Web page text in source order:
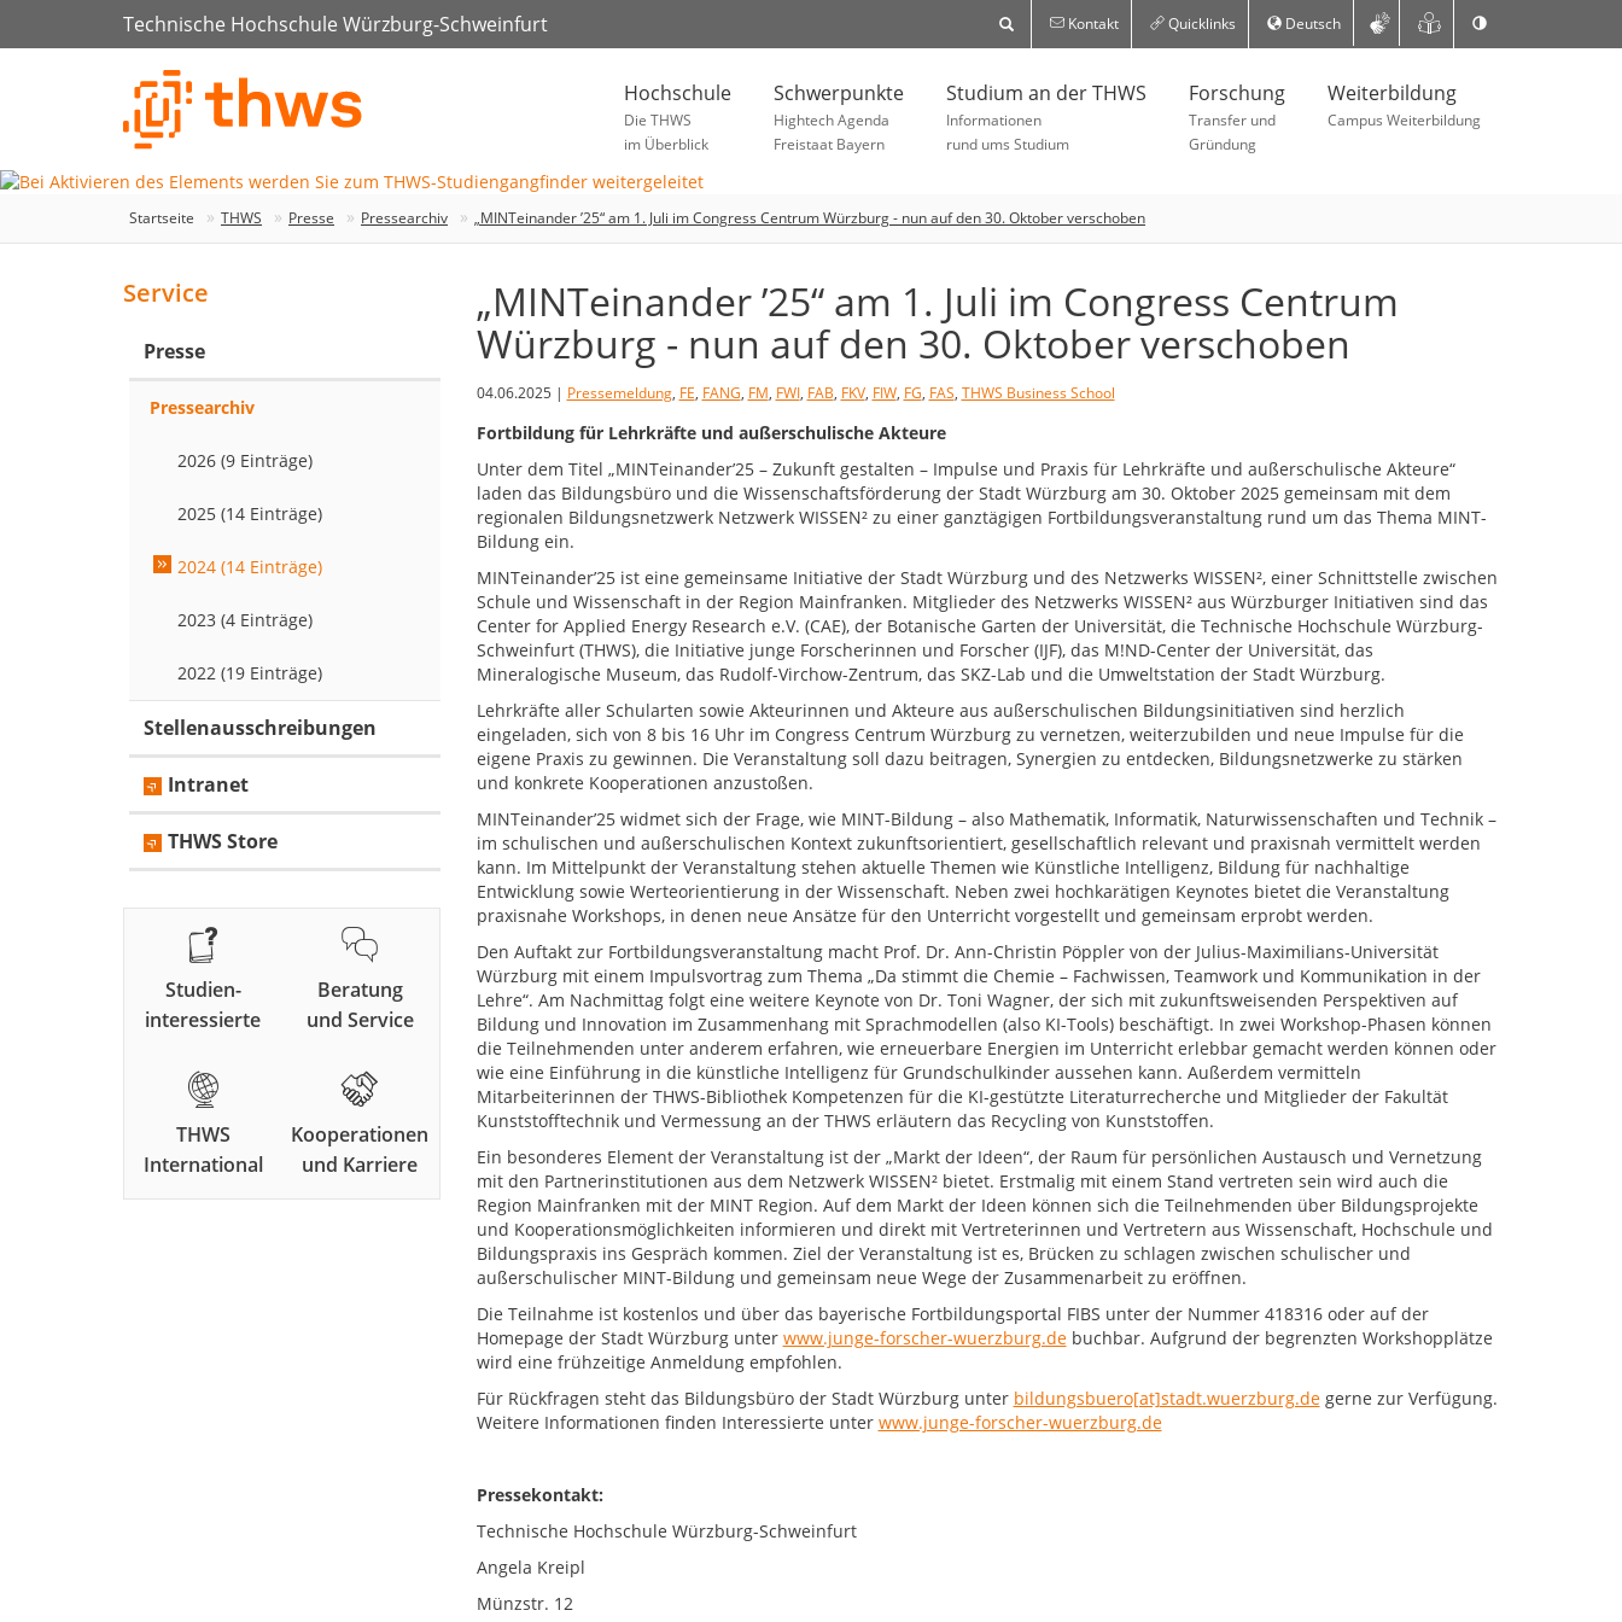
Technische Hochschule Würzburg-Schweinfurt Kontakt Quicklinks Deutsch
Hochschule
Die THWS
im Überblick
Schwerpunkte
Hightech Agenda
Freistaat Bayern
Studium an der THWS
Informationen
rund ums Studium
Forschung
Transfer und
Gründung
Weiterbildung
Campus Weiterbildung
Startseite THWS Presse Pressearchiv „MINTeinander ’25“ am 1. Juli im Congress Centrum Würzburg - nun auf den 30. Oktober verschoben
„MINTeinander ’25“ am 1. Juli im Congress Centrum
Würzburg - nun auf den 30. Oktober verschoben
04.06.2025 | Pressemeldung, FE, FANG, FM, FWI, FAB, FKV, FIW, FG, FAS, THWS Business School
Fortbildung für Lehrkräfte und außerschulische Akteure
Unter dem Titel „MINTeinander’25 – Zukunft gestalten – Impulse und Praxis für Lehrkräfte und außerschulische Akteure“
laden das Bildungsbüro und die Wissenschaftsförderung der Stadt Würzburg am 30. Oktober 2025 gemeinsam mit dem
regionalen Bildungsnetzwerk Netzwerk WISSEN² zu einer ganztägigen Fortbildungsveranstaltung rund um das Thema MINT-
Bildung ein.
MINTeinander’25 ist eine gemeinsame Initiative der Stadt Würzburg und des Netzwerks WISSEN², einer Schnittstelle zwischen
Schule und Wissenschaft in der Region Mainfranken. Mitglieder des Netzwerks WISSEN² aus Würzburger Initiativen sind das
Center for Applied Energy Research e.V. (CAE), der Botanische Garten der Universität, die Technische Hochschule Würzburg-
Schweinfurt (THWS), die Initiative junge Forscherinnen und Forscher (IJF), das M!ND-Center der Universität, das
Mineralogische Museum, das Rudolf-Virchow-Zentrum, das SKZ-Lab und die Umweltstation der Stadt Würzburg.
Lehrkräfte aller Schularten sowie Akteurinnen und Akteure aus außerschulischen Bildungsinitiativen sind herzlich
eingeladen, sich von 8 bis 16 Uhr im Congress Centrum Würzburg zu vernetzen, weiterzubilden und neue Impulse für die
eigene Praxis zu gewinnen. Die Veranstaltung soll dazu beitragen, Synergien zu entdecken, Bildungsnetzwerke zu stärken
und konkrete Kooperationen anzustoßen.
MINTeinander’25 widmet sich der Frage, wie MINT-Bildung – also Mathematik, Informatik, Naturwissenschaften und Technik –
im schulischen und außerschulischen Kontext zukunftsorientiert, gesellschaftlich relevant und praxisnah vermittelt werden
kann. Im Mittelpunkt der Veranstaltung stehen aktuelle Themen wie Künstliche Intelligenz, Bildung für nachhaltige
Entwicklung sowie Werteorientierung in der Wissenschaft. Neben zwei hochkarätigen Keynotes bietet die Veranstaltung
praxisnahe Workshops, in denen neue Ansätze für den Unterricht vorgestellt und gemeinsam erprobt werden.
Den Auftakt zur Fortbildungsveranstaltung macht Prof. Dr. Ann-Christin Pöppler von der Julius-Maximilians-Universität
Würzburg mit einem Impulsvortrag zum Thema „Da stimmt die Chemie – Fachwissen, Teamwork und Kommunikation in der
Lehre“. Am Nachmittag folgt eine weitere Keynote von Dr. Toni Wagner, der sich mit zukunftsweisenden Perspektiven auf
Bildung und Innovation im Zusammenhang mit Sprachmodellen (also KI-Tools) beschäftigt. In zwei Workshop-Phasen können
die Teilnehmenden unter anderem erfahren, wie erneuerbare Energien im Unterricht erlebbar gemacht werden können oder
wie eine Einführung in die künstliche Intelligenz für Grundschulkinder aussehen kann. Außerdem vermitteln
Mitarbeiterinnen der THWS-Bibliothek Kompetenzen für die KI-gestützte Literaturrecherche und Mitglieder der Fakultät
Kunststofftechnik und Vermessung an der THWS erläutern das Recycling von Kunststoffen.
Ein besonderes Element der Veranstaltung ist der „Markt der Ideen“, der Raum für persönlichen Austausch und Vernetzung
mit den Partnerinstitutionen aus dem Netzwerk WISSEN² bietet. Erstmalig mit einem Stand vertreten sein wird auch die
Region Mainfranken mit der MINT Region. Auf dem Markt der Ideen können sich die Teilnehmenden über Bildungsprojekte
und Kooperationsmöglichkeiten informieren und direkt mit Vertreterinnen und Vertretern aus Wissenschaft, Hochschule und
Bildungspraxis ins Gespräch kommen. Ziel der Veranstaltung ist es, Brücken zu schlagen zwischen schulischer und
außerschulischer MINT-Bildung und gemeinsam neue Wege der Zusammenarbeit zu eröffnen.
Die Teilnahme ist kostenlos und über das bayerische Fortbildungsportal FIBS unter der Nummer 418316 oder auf der
Homepage der Stadt Würzburg unter www.junge-forscher-wuerzburg.debuchbar. Aufgrund der begrenzten Workshopplätze
wird eine frühzeitige Anmeldung empfohlen.
Für Rückfragen steht das Bildungsbüro der Stadt Würzburg unter bildungsbuero[at]stadt.wuerzburg.degerne zur Verfügung.
Weitere Informationen finden Interessierte unter www.junge-forscher-wuerzburg.de
Pressekontakt:
Technische Hochschule Würzburg-Schweinfurt
Angela Kreipl
Münzstr. 12
Service
Presse
Pressearchiv
2026 (9 Einträge)
2025 (14 Einträge)
2024 (14 Einträge)
2023 (4 Einträge)
2022 (19 Einträge)
Stellenausschreibungen
Intranet
THWS Store
Studien-
interessierte
Beratung
und Service
THWS
International
Kooperationen
und Karriere